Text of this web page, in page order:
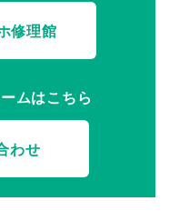
修理館
ムはこちら
わせ